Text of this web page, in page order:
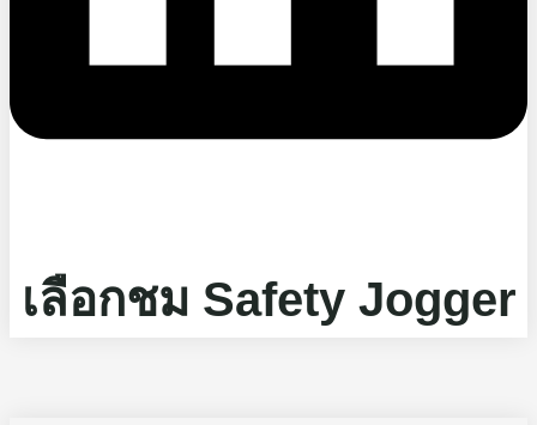
เลือกชม Safety Jogger